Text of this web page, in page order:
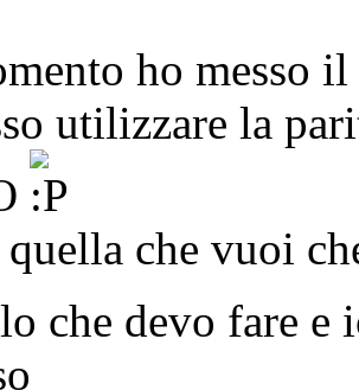
ho messo
utilizzare la
che vuoi
che devo fare